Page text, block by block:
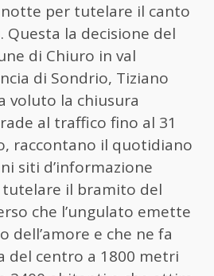
per tutelare il canto
Questa la decisione del
di Chiuro in val
di Sondrio, Tiziano
voluto la chiusura
al traffico fino al 31
raccontano il quotidiano
siti d’informazione
tutelare il bramito del
che l’ungulato emette
dell’amore e che ne fa
del centro a 1800 metri